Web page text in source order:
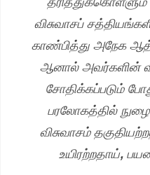
விசுவாசப்
காண்பித்து அநேக
ஆனால் அவர்களின்
சோதிக்கப்படும்
பரலோகத்தில்
விசுவாசம்
உயிரற்றதாய்,